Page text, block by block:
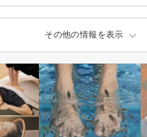
その他の情報を表示